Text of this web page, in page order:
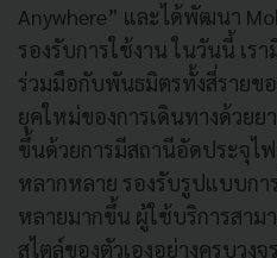
Anywhere” และได้พัฒนา
รองรับการใช้งาน ในวันนี้ เร
ร่วมมือกับพันธมิตรทั้งสี่รายขอ
ยุคใหม่ของการเดินทางด้วย
ขึ้นด้วยการมีสถานีอัดประจุ
หลากหลาย รองรับรูปแบบก
หลายมากขึ้น ผู้ใช้บริการสาม
สไตล์ของตัวเองอย่างครบวง